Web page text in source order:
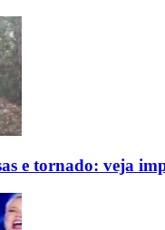
e tornado: veja